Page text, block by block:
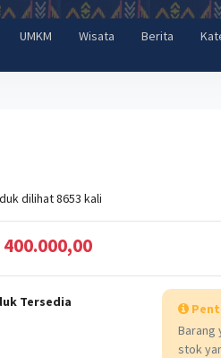
UMKM Wisata Berita
dilihat 8653 kali
400.000,00
Tersedia
Barang
stok